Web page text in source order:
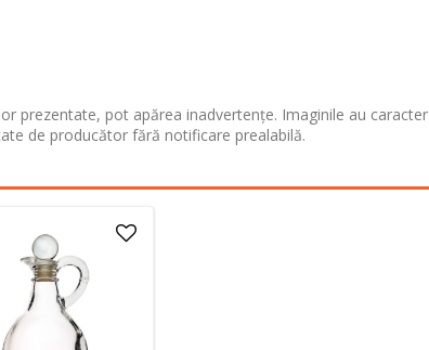
prezentate, pot apărea inadvertențe. Imaginile au caracter
de producător fără notificare prealabilă.